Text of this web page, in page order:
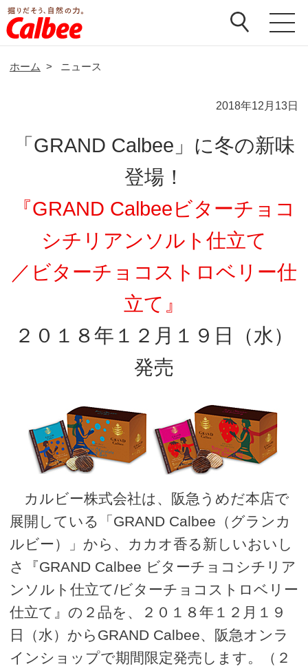
ホーム > ニュース
2018年12月13日
「GRAND Calbee」に冬の新味
登場！
『GRAND Calbeeビターチョコ
シチリアンソルト仕立て
／ビターチョコストロベリー仕
立て』
２０１８年１２月１９日（水）
発売
カルビー株式会社は、阪急うめだ本店で
展開している「GRAND Calbee（グランカ
ルビー）」から、カカオ香る新しいおいし
さ『GRAND Calbee ビターチョコシチリア
ンソルト仕立て/ビターチョコストロベリー
仕立て』の２品を、２０１８年１２月１９
日（水）からGRAND Calbee、阪急オンラ
インショップで期間限定発売します。（２